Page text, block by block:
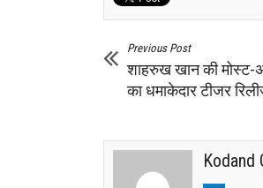
Previous Post
शाहरुख खान की मोस्ट-
का धमाकेदार टीजर
Kodand